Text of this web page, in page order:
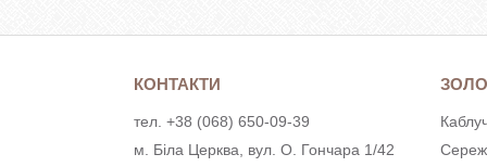
КОНТАКТИ
тел. +38 (068) 650-09-39
м. Біла Церква, вул. О. Гончара 1/42